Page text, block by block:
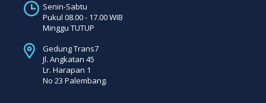
Senin-Sabtu
Pukul 08.00 - 17.00 WIB
Minggu TUTUP
Gedung Trans7
Jl. Angkatan 45
Lr. Harapan 1
No 23 Palembang.